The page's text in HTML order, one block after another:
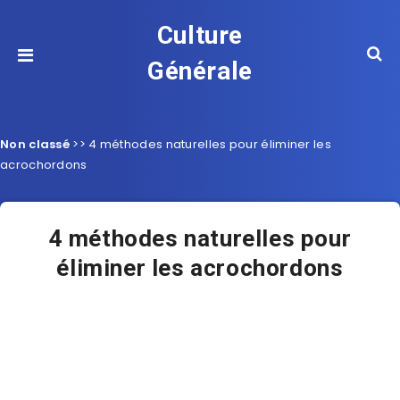
Culture
Générale
Non classé >> 4 méthodes naturelles pour éliminer les
acrochordons
4 méthodes naturelles pour
éliminer les acrochordons